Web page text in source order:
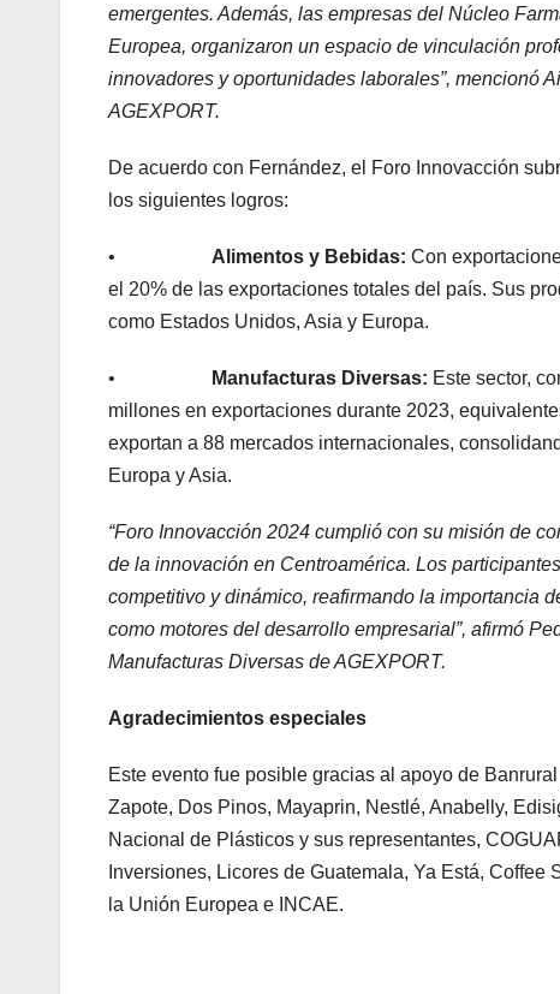
emergentes. Además, las empresas del Núcleo
Europea, organizaron un espacio de vinculación
innovadores y oportunidades laborales”, mencionó
AGEXPORT.
De acuerdo con Fernández, el Foro Innovacción
los siguientes logros:
• Alimentos y Bebidas: Con
el 20% de las exportaciones totales del país. Sus
como Estados Unidos, Asia y Europa.
• Manufacturas Diversas: Este sector,
millones en exportaciones durante 2023,
exportan a 88 mercados internacionales,
Europa y Asia.
“Foro Innovacción 2024 cumplió con su misión de
de la innovación en Centroamérica. Los
competitivo y dinámico, reafirmando la importancia
como motores del desarrollo empresarial”, afirmó
Manufacturas Diversas de AGEXPORT.
Agradecimientos especiales
Este evento fue posible gracias al apoyo de
Zapote, Dos Pinos, Mayaprin, Nestlé, Anabelly,
Nacional de Plásticos y sus representantes,
Inversiones, Licores de Guatemala, Ya Está,
la Unión Europea e INCAE.